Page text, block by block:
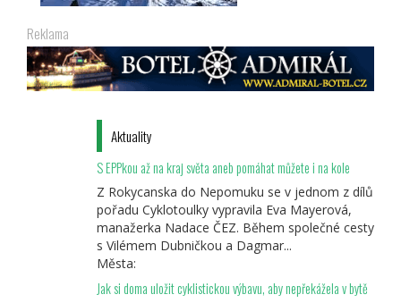
Reklama
Aktuality
S EPPkou až na kraj světa aneb pomáhat můžete i na kole
Z Rokycanska do Nepomuku se v jednom z dílů
pořadu Cyklotoulky vypravila Eva Mayerová,
manažerka Nadace ČEZ. Během společné cesty
s Vilémem Dubničkou a Dagmar...
Města:
Jak si doma uložit cyklistickou výbavu, aby nepřekážela v bytě